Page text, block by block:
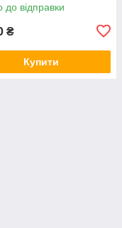
до відправки
₴
Купити